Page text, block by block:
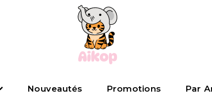
Nouveautés Promotions Par